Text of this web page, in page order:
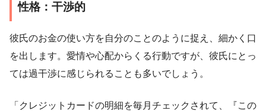
性格：干渉的
彼氏のお金の使い方を自分のことのように捉え、細かく口
を出します。愛情や心配からくる行動ですが、彼氏にとっ
ては過干渉に感じられることも多いでしょう。
「クレジットカードの明細を毎月チェックされて、『この